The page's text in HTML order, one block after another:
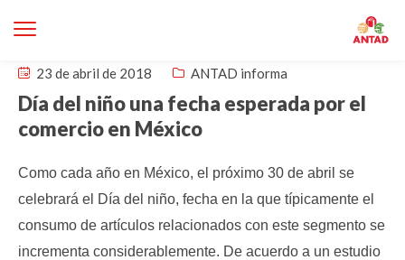
23 de abril de 2018 ANTAD informa
Día del niño una fecha esperada por el
comercio en México
Como cada año en México, el próximo 30 de abril se
celebrará el Día del niño, fecha en la que típicamente el
consumo de artículos relacionados con este segmento se
incrementa considerablemente. De acuerdo a un estudio